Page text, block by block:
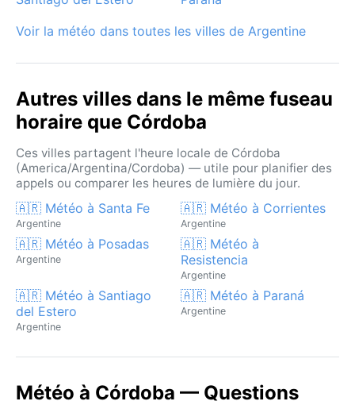
Voir la météo dans toutes les villes de Argentine
Autres villes dans le même fuseau
horaire que Córdoba
Ces villes partagent l'heure locale de Córdoba
(America/Argentina/Cordoba) — utile pour planifier des
appels ou comparer les heures de lumière du jour.
🇦🇷 Météo à Santa Fe
Argentine
🇦🇷 Météo à Corrientes
Argentine
🇦🇷 Météo à Posadas
Argentine
🇦🇷 Météo à
Resistencia
Argentine
🇦🇷 Météo à Santiago
del Estero
Argentine
🇦🇷 Météo à Paraná
Argentine
Météo à Córdoba — Questions